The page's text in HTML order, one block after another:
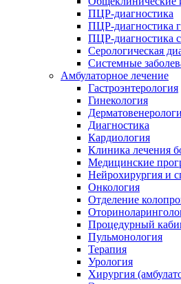
ПЦР-диагностика
ПЦР-диагностика
ПЦР-диагностика
Серологическая
Системные
Амбулаторное лечение
Гастроэнтерология
Гинекология
Диагностика
Кардиология
Клиника лечения
Медицинские
Нейрохирургия и
Онкология
Отделение
Процедурный
Пульмонология
Терапия
Урология
Хирургия